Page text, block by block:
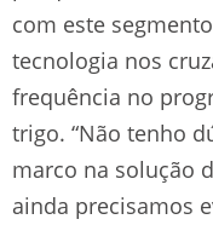
com este
tecnologia nos
frequência no
trigo. “Não tenho
marco na solução
ainda precisamos